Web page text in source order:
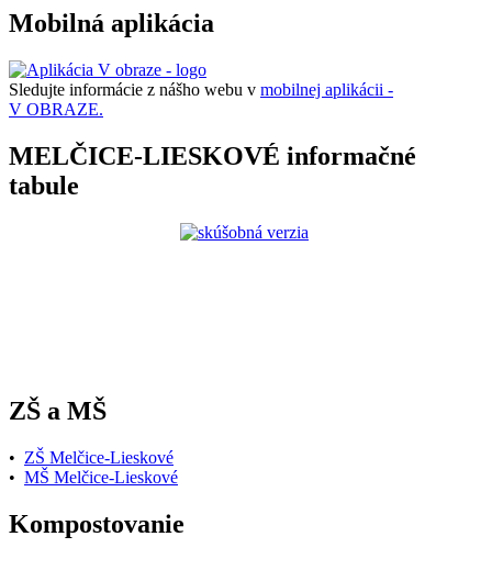
Mobilná aplikácia
Sledujte informácie z nášho webu v mobilnej aplikácii -
V OBRAZE.
MELČICE-LIESKOVÉ informačné
tabule
ZŠ a MŠ
• ZŠ Melčice-Lieskové
• MŠ Melčice-Lieskové
Kompostovanie